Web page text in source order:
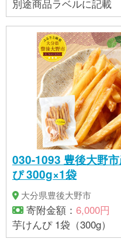
別途商品ラベルに記載
030-1093 豊後大野
ぴ 300g×1袋
大分県豊後大野市
寄附金額： 6,000円
芋けんぴ 1袋（300g）